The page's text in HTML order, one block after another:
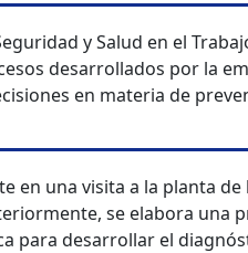
y Salud en el
desarrollados por la
en materia de
en una visita a la planta
se elabora una
para desarrollar el